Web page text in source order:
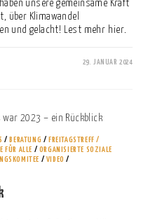
unsere gemeinsame Kraft
über Klimawandel
und gelacht! Lest mehr hier.
29. JANUAR 2024
/ BERATUNG /FREITAGSTREFF /
FÜR ALLE / ORGANISIERTE SOZIALE
/ VIDEO /